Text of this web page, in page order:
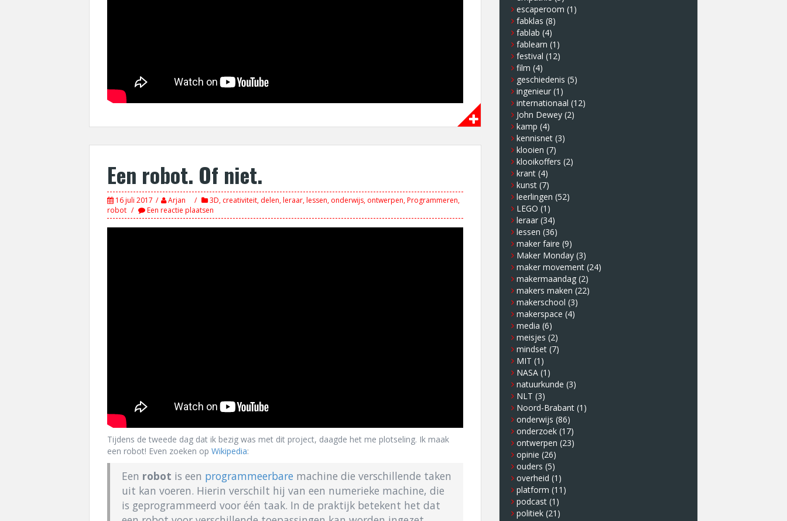
Een robot. Of niet.
16 juli 2017 Arjan 3D, creativiteit, delen,leraar,lessen, onderwijs, ontwerpen,Programmeren,
robot
Een reactie plaatsen
Tijdens de tweede dag dat ik bezig was met dit project, daagde het me plotseling. Ik maak
een robot! Even zoeken op Wikipedia:
Een robot is een programmeerbare machine die verschillende taken
uit kan voeren. Hierin verschilt hij van een numerieke machine, die
is geprogrammeerd voor één taak. In de praktijk betekent het dat
escaperoom (1)
fabklas (8)
fablab (4)
fablearn (1)
festival (12)
film (4)
geschiedenis (5)
ingenieur (1)
internationaal (12)
John Dewey (2)
kamp (4)
kennisnet (3)
klooien (7)
klooikoffers (2)
krant (4)
kunst (7)
leerlingen (52)
LEGO (1)
leraar (34)
lessen (36)
maker faire (9)
Maker Monday (3)
maker movement (24)
makermaandag (2)
makers maken (22)
makerschool (3)
makerspace (4)
media (6)
meisjes (2)
mindset (7)
MIT (1)
NASA (1)
natuurkunde (3)
NLT (3)
Noord-Brabant (1)
onderwijs (86)
onderzoek (17)
ontwerpen (23)
opinie (26)
ouders (5)
overheid (1)
platform (11)
podcast (1)
politiek (21)